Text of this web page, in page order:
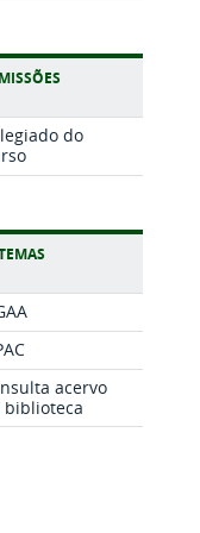
do
acervo
biblioteca